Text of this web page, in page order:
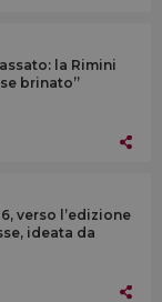
la Rimini
brinato”
verso l’edizione
ideata da